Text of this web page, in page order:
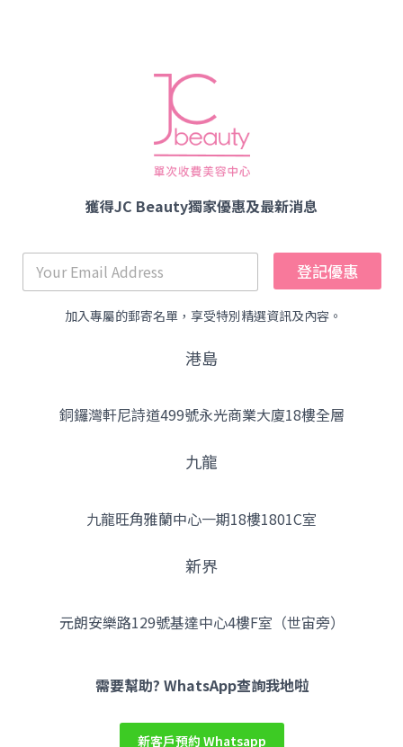
獲得JC Beauty獨家優惠及最新消息
登記優惠
加入專屬的郵寄名單，享受特別精選資訊及內容。
港島
銅鑼灣軒尼詩道499號永光商業大廈18樓全層
九龍
九龍旺角雅蘭中心一期18樓1801C室
新界
元朗安樂路129號基達中心4樓F室（世宙旁）
需要幫助? WhatsApp查詢我地啦
新客戶預約 Whatsapp
Facebook
YouTube
Instagram